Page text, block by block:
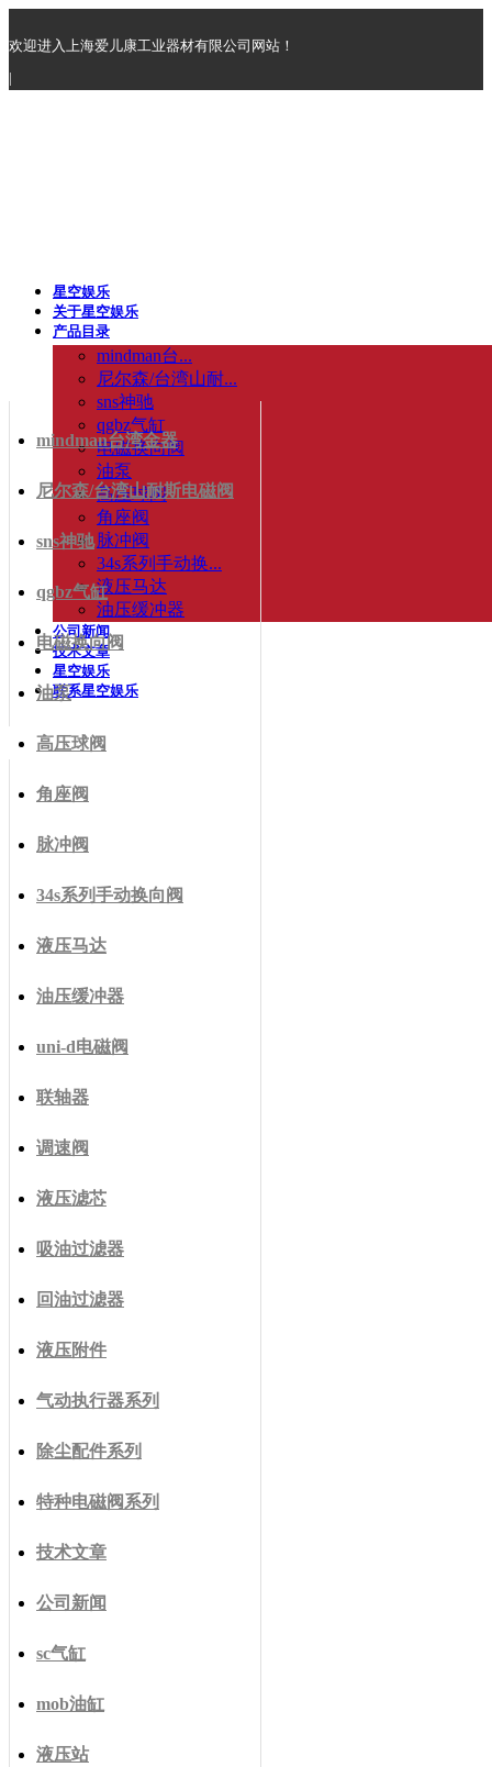
欢迎进入上海爱儿康工业器材有限公司网站！
|
星空娱乐
关于星空娱乐
产品目录
mindman台...
尼尔森/台湾山耐...
sns神驰
qgbz气缸
电磁换向阀
油泵
高压球阀
角座阀
脉冲阀
34s系列手动换...
液压马达
油压缓冲器
公司新闻
技术文章
星空娱乐
联系星空娱乐
mindman台湾金器
尼尔森/台湾山耐斯电磁阀
sns神驰
qgbz气缸
电磁换向阀
油泵
高压球阀
角座阀
脉冲阀
34s系列手动换向阀
液压马达
油压缓冲器
uni-d电磁阀
联轴器
调速阀
液压滤芯
吸油过滤器
回油过滤器
液压附件
气动执行器系列
除尘配件系列
特种电磁阀系列
技术文章
公司新闻
sc气缸
mob油缸
液压站